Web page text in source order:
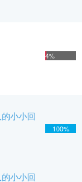
4%
小小回
100%
小小回